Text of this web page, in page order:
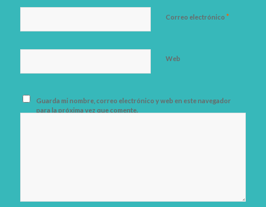
Correo electrónico *
Web
Guarda mi nombre, correo electrónico y web en este navegador
para la próxima vez que comente.